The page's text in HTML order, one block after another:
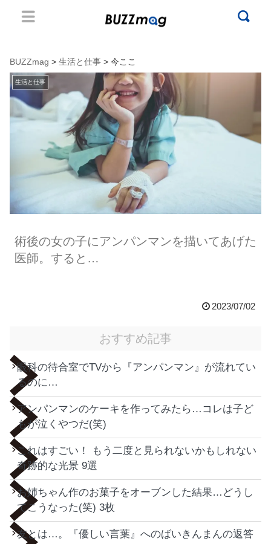
BUZZmag > 生活と仕事 > 今ここ
生活と仕事
術後の女の子にアンパンマンを描いてあげた
医師。すると…
2023/07/02
おすすめ記事
眼科の待合室でTVから『アンパンマン』が流れてい
るのに…
アンパンマンのケーキを作ってみたら…コレは子ど
もが泣くやつだ(笑)
これはすごい！ もう二度と見られないかもしれない
奇跡的な光景 9選
お姉ちゃん作のお菓子をオーブンした結果…どうし
てこうなった(笑) 3枚
友とは…。『優しい言葉』へのばいきんまんの返答